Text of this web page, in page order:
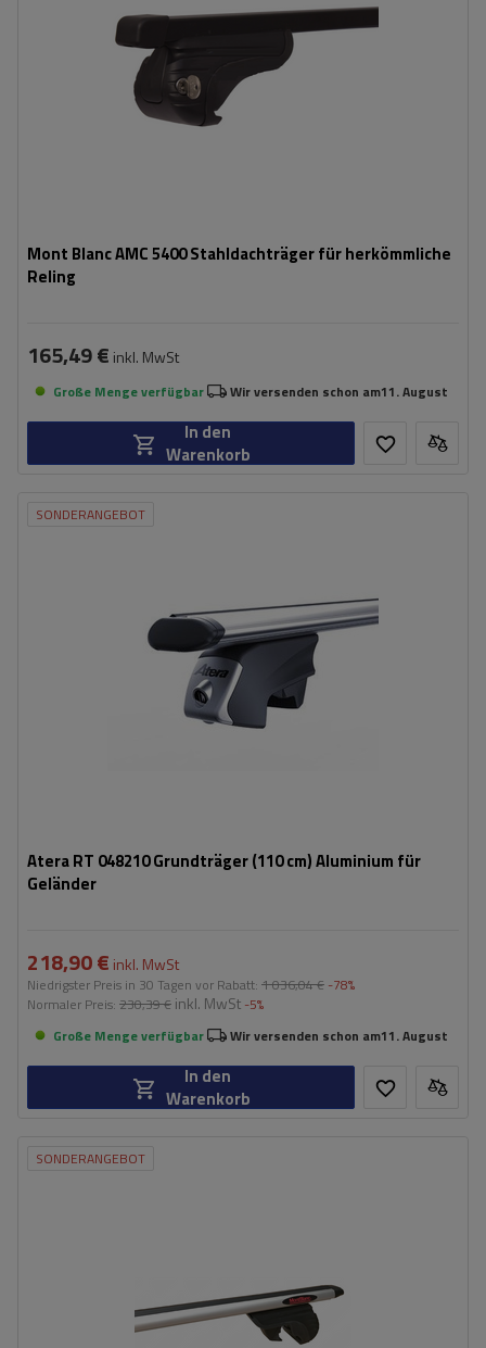
Mont Blanc AMC 5400 Stahldachträger für herkömmliche
Reling
165,49 € inkl. MwSt
Große Menge verfügbar Wir versenden schon am11. August
In den
Warenkorb
SONDERANGEBOT
Atera RT 048210 Grundträger (110 cm) Aluminium für
Geländer
218,90 € inkl. MwSt
Niedrigster Preis in 30 Tagen vor Rabatt: 1 036,04 € -78%
Normaler Preis: 230,39 € inkl. MwSt -5%
Große Menge verfügbar
Wir versenden schon am11. August
In den
Warenkorb
SONDERANGEBOT